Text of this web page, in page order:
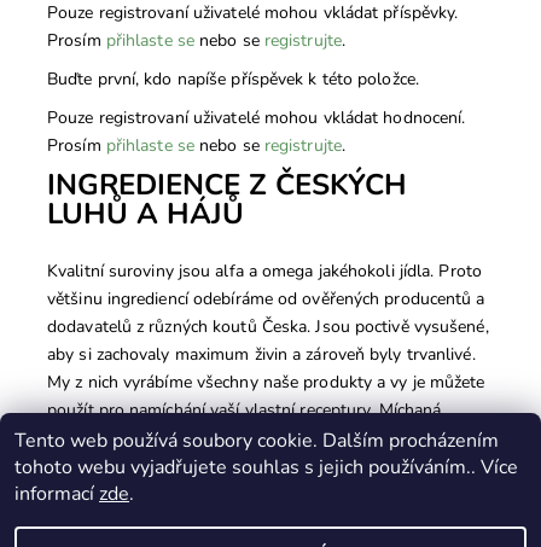
Pouze registrovaní uživatelé mohou vkládat příspěvky.
Prosím přihlaste senebo se registrujte.
Buďte první, kdo napíše příspěvek k této položce.
Pouze registrovaní uživatelé mohou vkládat hodnocení.
Prosím přihlaste senebo se registrujte.
INGREDIENCE Z ČESKÝCH
LUHŮ A HÁJŮ
Kvalitní suroviny jsou alfa a omega jakéhokoli jídla. Proto
většinu ingrediencí odebíráme od ověřených producentů a
dodavatelů z různých koutů Česka. Jsou poctivě vysušené,
aby si zachovaly maximum živin a zároveň byly trvanlivé.
My z nich vyrábíme všechny naše produkty a vy je můžete
použít pro namíchání vaší vlastní receptury. Míchaná
krmiva ze sušených přísad v sobě spojují to nejlepší ze
světa granulovaných krmiv a syrové výživy BARF.
Tento web používá soubory cookie. Dalším procházením
tohoto webu vyjadřujete souhlas s jejich používáním.. Více
informacízde.